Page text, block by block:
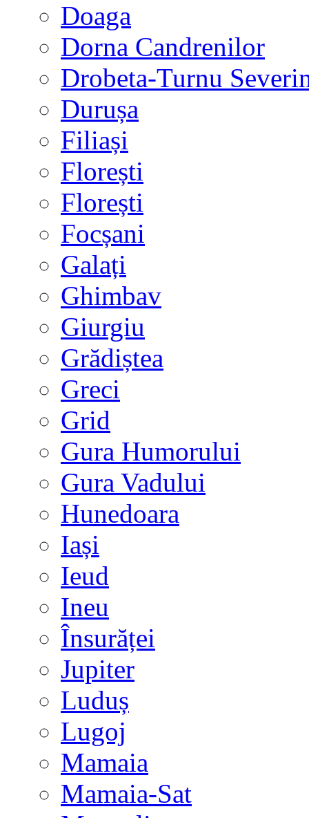
Doaga
Dorna Candrenilor
Drobeta-Turnu
Durușa
Filiași
Florești
Florești
Focșani
Galați
Ghimbav
Giurgiu
Grădiștea
Greci
Grid
Gura Humorului
Gura Vadului
Hunedoara
Iași
Ieud
Ineu
Însurăței
Jupiter
Luduș
Lugoj
Mamaia
Mamaia-Sat